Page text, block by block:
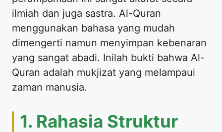
ilmiah dan juga sastra. Al-Quran
menggunakan bahasa yang mudah
dimengerti namun menyimpan kebenaran
yang sangat abadi. Inilah bukti bahwa Al-
Quran adalah mukjizat yang melampaui
zaman manusia.
1. Rahasia Struktur